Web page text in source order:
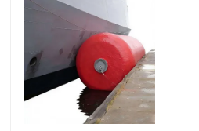
Fabriekstocht
Kwaliteitscontrole